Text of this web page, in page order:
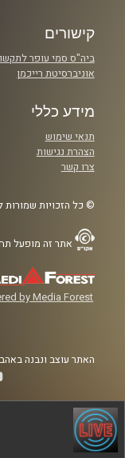
קישורים
ביה"ס סמי עופר
אוניברסיטת רייכמן
מידע כללי
תנאי שימוש
הצהרת נגישות
צרו קשר
© כל הזכויות שמורות
אתר זה מופעל
by Media Forest
האתר עוצב ונבנה